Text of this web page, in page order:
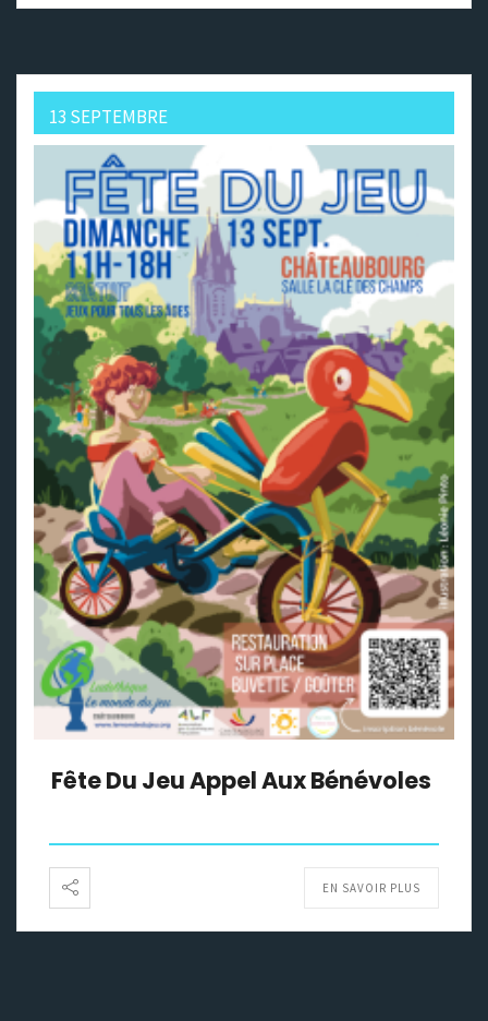
13 SEPTEMBRE
Fête Du Jeu Appel Aux Bénévoles
EN SAVOIR PLUS